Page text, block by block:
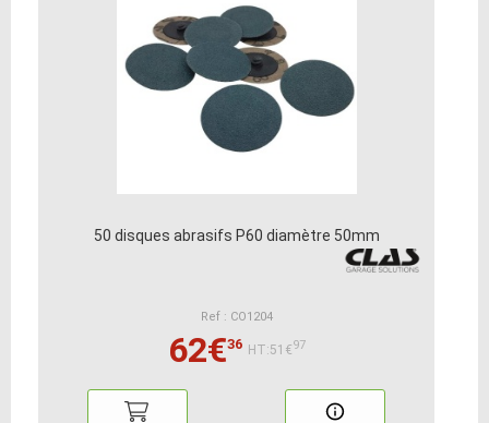
50 disques abrasifs P60 diamètre 50mm
Ref : CO1204
62€36 HT:51€97